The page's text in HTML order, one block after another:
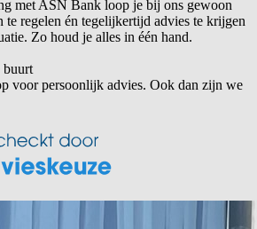
met ASN Bank loop je bij ons gewoon
te regelen én tegelijkertijd advies te krijgen
Zo houd je alles in één hand.
buurt
voor persoonlijk advies. Ook dan zijn we